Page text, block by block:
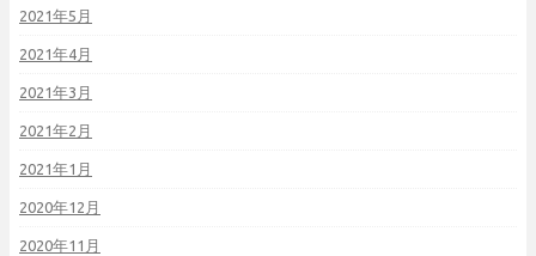
2021年5月
2021年4月
2021年3月
2021年2月
2021年1月
2020年12月
2020年11月